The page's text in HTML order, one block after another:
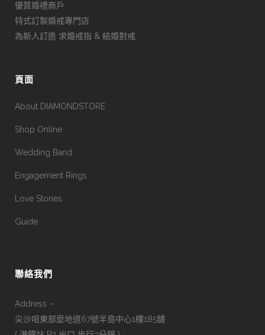
優質婚禮商戶
特式訂製婚戒專門店
為新人訂造 求婚戒指 & 結婚對戒
頁面
About DIAMONDSTORE
Shop Online
Wedding Band
Engagement Rings
Love Stories
Guide
聯絡我們
Address –
尖沙咀東部麼地道67號半島中心1樓185舖